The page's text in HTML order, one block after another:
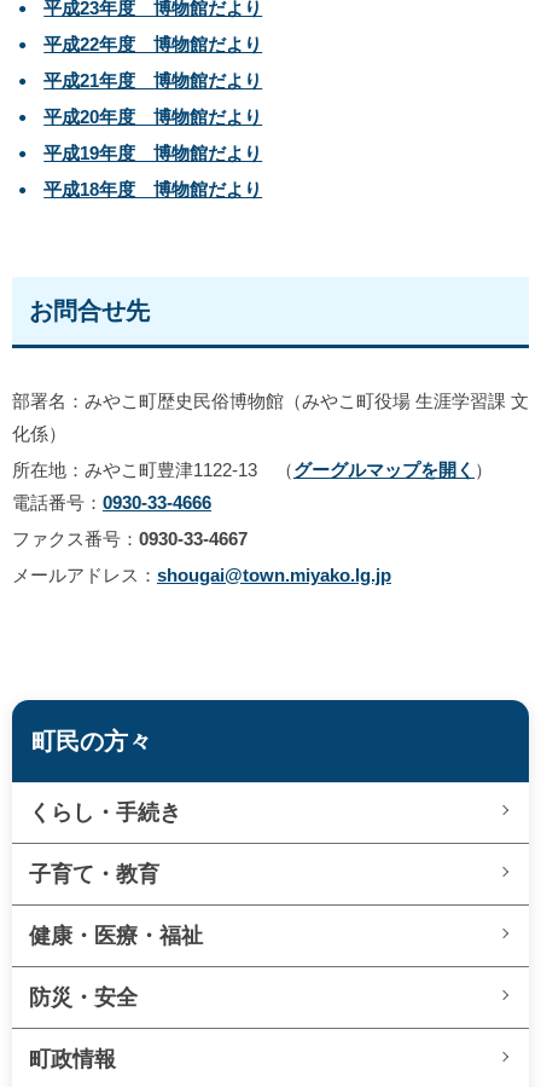
平成23年度 博物館だより
平成22年度 博物館だより
平成21年度 博物館だより
平成20年度 博物館だより
平成19年度 博物館だより
平成18年度 博物館だより
お問合せ先
部署名：みやこ町歴史民俗博物館（みやこ町役場 生涯学習課 文
化係）
所在地：みやこ町豊津1122‐13 （グーグルマップを開く ）
電話番号： 0930-33-4666
ファクス番号： 0930-33-4667
メールアドレス： shougai@town.miyako.lg.jp
町民の方々
くらし・手続き
子育て・教育
健康・医療・福祉
防災・安全
町政情報